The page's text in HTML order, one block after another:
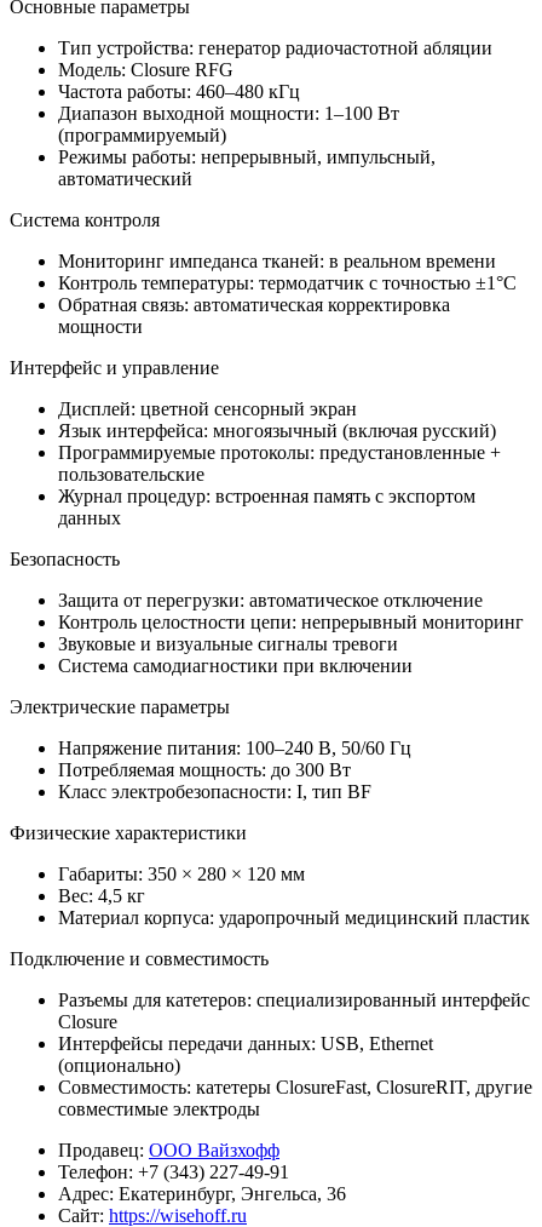
Основные параметры
Тип устройства: генератор радиочастотной абляции
Модель: Closure RFG
Частота работы: 460–480 кГц
Диапазон выходной мощности: 1–100 Вт
(программируемый)
Режимы работы: непрерывный, импульсный,
автоматический
Система контроля
Мониторинг импеданса тканей: в реальном времени
Контроль температуры: термодатчик с точностью ±1°C
Обратная связь: автоматическая корректировка
мощности
Интерфейс и управление
Дисплей: цветной сенсорный экран
Язык интерфейса: многоязычный (включая русский)
Программируемые протоколы: предустановленные +
пользовательские
Журнал процедур: встроенная память с экспортом
данных
Безопасность
Защита от перегрузки: автоматическое отключение
Контроль целостности цепи: непрерывный мониторинг
Звуковые и визуальные сигналы тревоги
Система самодиагностики при включении
Электрические параметры
Напряжение питания: 100–240 В, 50/60 Гц
Потребляемая мощность: до 300 Вт
Класс электробезопасности: I, тип BF
Физические характеристики
Габариты: 350 × 280 × 120 мм
Вес: 4,5 кг
Материал корпуса: ударопрочный медицинский пластик
Подключение и совместимость
Разъемы для катетеров: специализированный интерфейс
Closure
Интерфейсы передачи данных: USB, Ethernet
(опционально)
Совместимость: катетеры ClosureFast, ClosureRIT, другие
совместимые электроды
Продавец: ООО Вайзхофф
Телефон: +7 (343) 227-49-91
Адрес: Екатеринбург, Энгельса, 36
Сайт: https://wisehoff.ru